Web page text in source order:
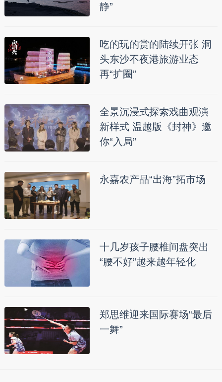
静”
吃的玩的赏的陆续开张 洞
头东沙不夜港旅游业态
再“扩圈”
全景沉浸式探索戏曲观演
新样式 温越版《封神》邀
你“入局”
永嘉农产品“出海”拓市场
十几岁孩子腰椎间盘突出
“腰不好”越来越年轻化
郑思维迎来国际赛场“最后
一舞”